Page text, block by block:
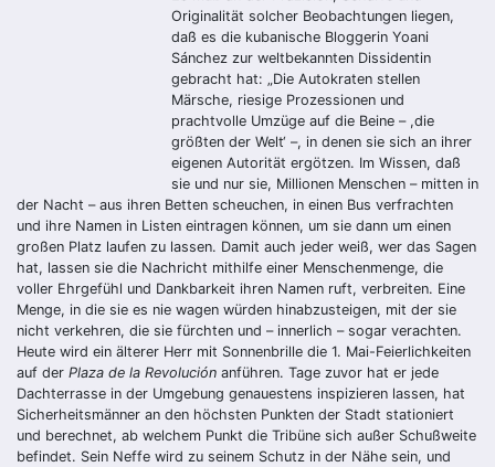
Originalität solcher Beobachtungen liegen,
daß es die kubanische Bloggerin Yoani
Sánchez zur weltbekannten Dissidentin
gebracht hat: „Die Autokraten stellen
Märsche, riesige Prozessionen und
prachtvolle Umzüge auf die Beine – ,die
größten der Welt‘ –, in denen sie sich an ihrer
eigenen Autorität ergötzen. Im Wissen, daß
sie und nur sie, Millionen Menschen – mitten in
der Nacht – aus ihren Betten scheuchen, in einen Bus verfrachten
und ihre Namen in Listen eintragen können, um sie dann um einen
großen Platz laufen zu lassen. Damit auch jeder weiß, wer das Sagen
hat, lassen sie die Nachricht mithilfe einer Menschenmenge, die
voller Ehrgefühl und Dankbarkeit ihren Namen ruft, verbreiten. Eine
Menge, in die sie es nie wagen würden hinabzusteigen, mit der sie
nicht verkehren, die sie fürchten und – innerlich – sogar verachten.
Heute wird ein älterer Herr mit Sonnenbrille die 1. Mai-Feierlichkeiten
auf der Plaza de la Revolución anführen. Tage zuvor hat er jede
Dachterrasse in der Umgebung genauestens inspizieren lassen, hat
Sicherheitsmänner an den höchsten Punkten der Stadt stationiert
und berechnet, ab welchem Punkt die Tribüne sich außer Schußweite
befindet. Sein Neffe wird zu seinem Schutz in der Nähe sein, und